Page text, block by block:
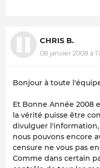
CHRIS B.
08 janvier 2008 à
Bonjour à toute
Et Bonne Année 2008
la vérité puisse être
divulguer l'information,
nous pouvons encore
censure ne vous pas
Comme dans certain